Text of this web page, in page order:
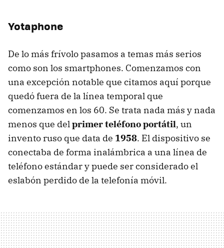
Yotaphone
De lo más frívolo pasamos a temas más serios
como son los smartphones. Comenzamos con
una excepción notable que citamos aquí porque
quedó fuera de la línea temporal que
comenzamos en los 60. Se trata nada más y nada
menos que del primer teléfono portátil, un
invento ruso que data de 1958. El dispositivo se
conectaba de forma inalámbrica a una línea de
teléfono estándar y puede ser considerado el
eslabón perdido de la telefonía móvil.